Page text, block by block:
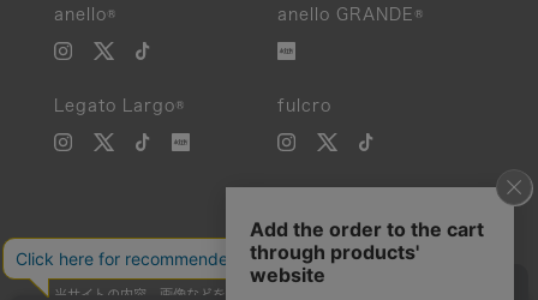
anello® anello GRANDE®
Legato Largo® fulcro
当サイトの内容、画像などを無断で複製、転載、第三者への譲渡などを